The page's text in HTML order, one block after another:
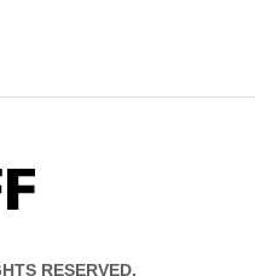
KFF
RESERVED.